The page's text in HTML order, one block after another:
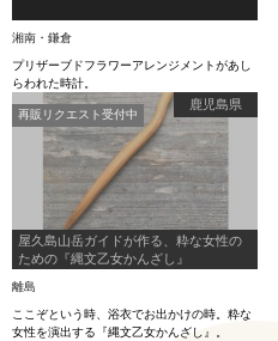
湘南・鎌倉
プリザーブドフラワーアレンジメントがあし
らわれた時計。
鹿児島県
屋久島山岳ガイドが作る、粋な女性の
ための『縄文乙女かんざし』
離島
ここぞという時、浴衣でお出かけの時。粋な
女性を演出する『縄文乙女かんざし』。
再販リクエスト受付中